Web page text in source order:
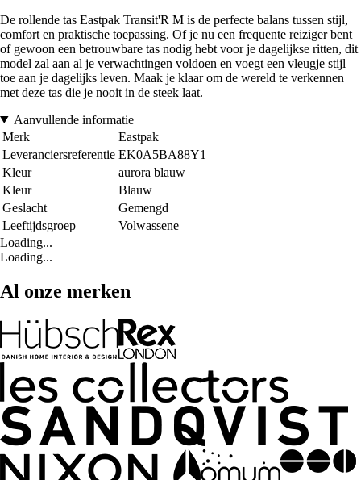
De rollende tas Eastpak Transit'R M is de perfecte balans tussen stijl,
comfort en praktische toepassing. Of je nu een frequente reiziger bent
of gewoon een betrouwbare tas nodig hebt voor je dagelijkse ritten, dit
model zal aan al je verwachtingen voldoen en voegt een vleugje stijl
toe aan je dagelijks leven. Maak je klaar om de wereld te verkennen
met deze tas die je nooit in de steek laat.
Aanvullende informatie
Merk
Eastpak
Leveranciersreferentie EK0A5BA88Y1
Kleur
aurora blauw
Kleur
Blauw
Geslacht
Gemengd
Leeftijdsgroep
Volwassene
Loading...
Loading...
Al onze merken